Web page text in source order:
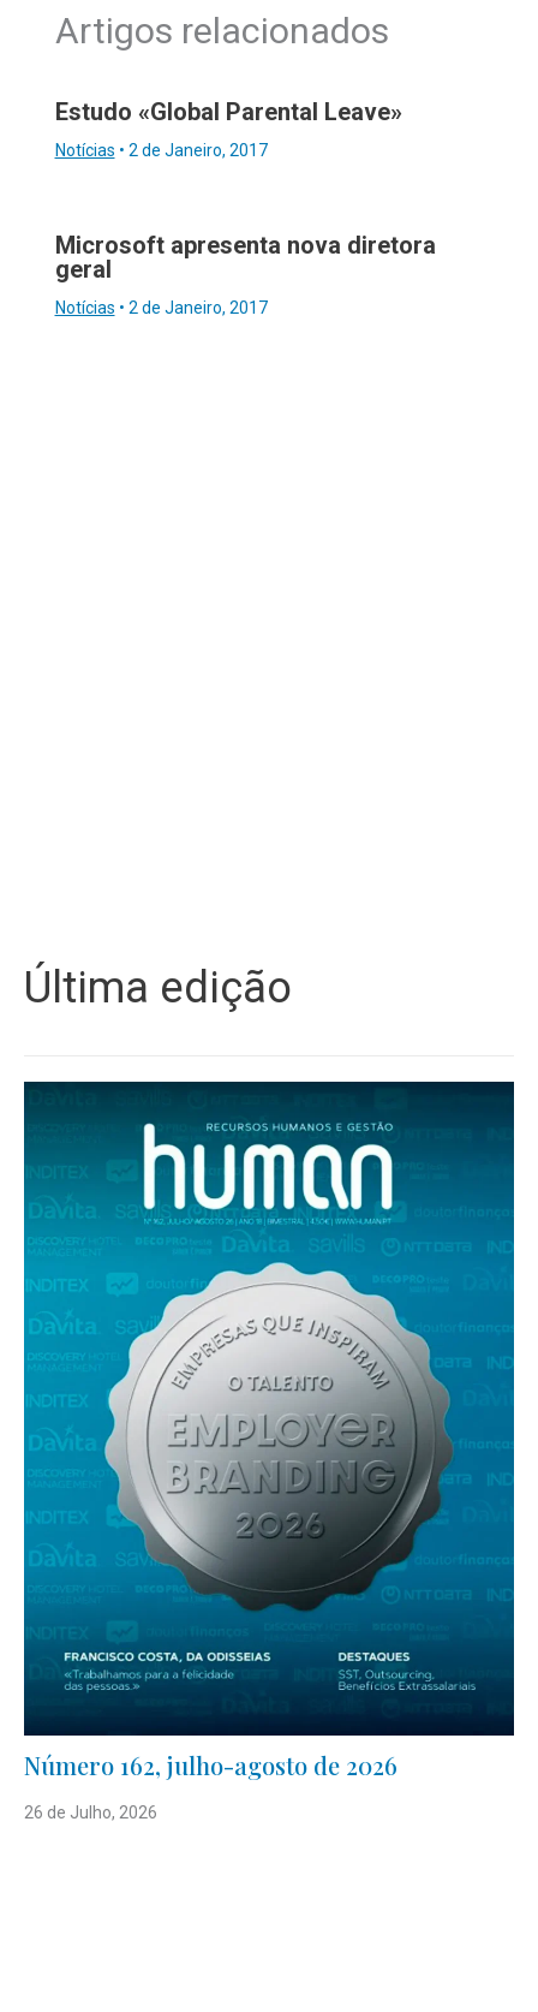
Artigos relacionados
Estudo «Global Parental Leave»
Notícias • 2 de Janeiro, 2017
Microsoft apresenta nova diretora
geral
Notícias • 2 de Janeiro, 2017
Última edição
Número 162, julho-agosto de 2026
26 de Julho, 2026